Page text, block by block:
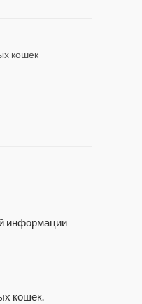
кошек
информации
кошек.